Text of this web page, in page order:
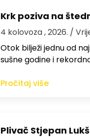
Krk poziva na
4 kolovoza , 2026. /
Otok bilježi jednu od
sušne godine i
Pročitaj više
Plivač Stjepan